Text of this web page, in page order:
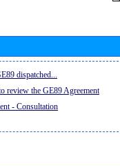
dispatched...
review the GE89 Agreement
- Consultation